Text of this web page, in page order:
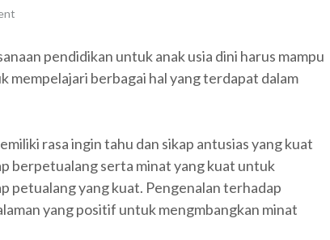
pendidikan untuk anak usia dini harus mampu
mempelajari berbagai hal yang terdapat dalam
rasa ingin tahu dan sikap antusias yang kuat
berpetualang serta minat yang kuat untuk
petualang yang kuat. Pengenalan terhadap
yang positif untuk mengmbangkan minat